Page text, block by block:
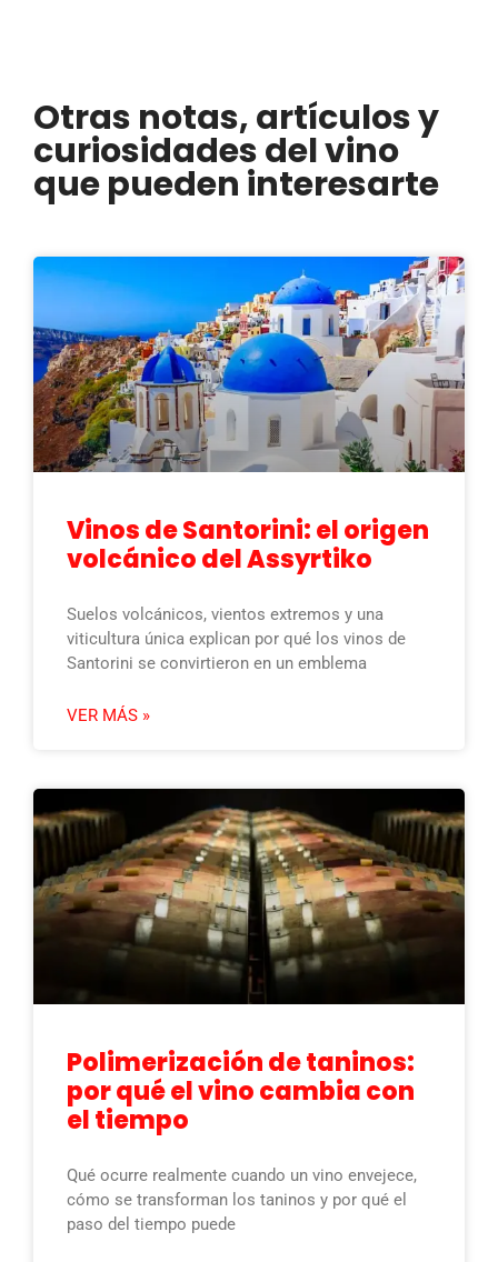
Otras notas, artículos y
curiosidades del vino
que pueden interesarte
Vinos de Santorini: el origen
volcánico del Assyrtiko
Suelos volcánicos, vientos extremos y una
viticultura única explican por qué los vinos de
Santorini se convirtieron en un emblema
VER MÁS »
Polimerización de taninos:
por qué el vino cambia con
el tiempo
Qué ocurre realmente cuando un vino envejece,
cómo se transforman los taninos y por qué el
paso del tiempo puede